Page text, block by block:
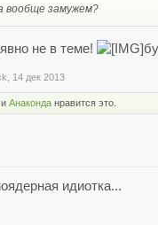
вообще замужем?
не в теме!
14 дек 2013
иАнаконда нравится это.
идиотка...